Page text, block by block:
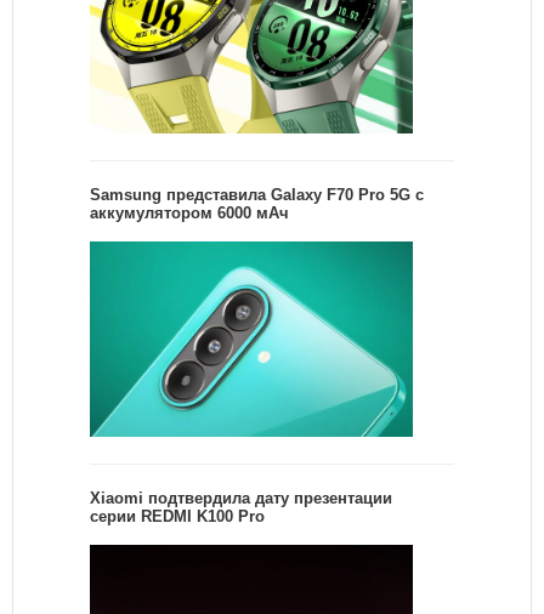
Samsung представила Galaxy F70 Pro 5G с
аккумулятором 6000 мАч
Xiaomi подтвердила дату презентации
серии REDMI K100 Pro